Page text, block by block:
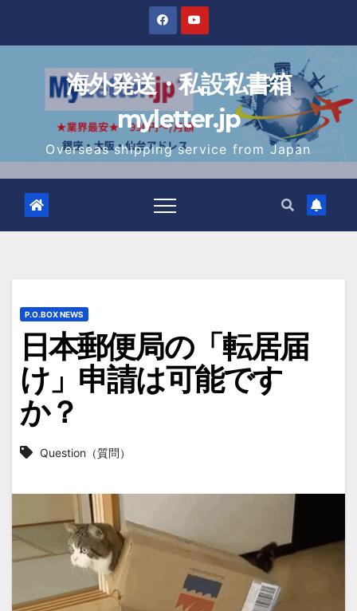
content
海外発送・私設私書箱
myletter.jp
Overseas shipping service from Japan
P.O.BOX NEWS
日本郵便局の「転居届
け」申請は可能です
か？
Question（質問）